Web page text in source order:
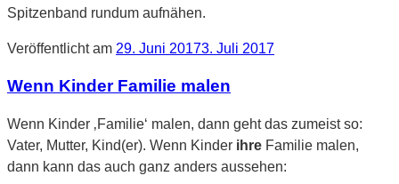
Spitzenband rundum aufnähen.
Veröffentlicht am 29. Juni 20173. Juli 2017
Wenn Kinder Familie malen
Wenn Kinder ‚Familie‘ malen, dann geht das zumeist so:
Vater, Mutter, Kind(er). Wenn Kinder ihre Familie malen,
dann kann das auch ganz anders aussehen: